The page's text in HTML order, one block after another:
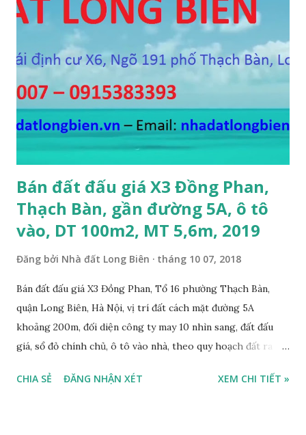
Bán đất đấu giá X3 Đồng Phan,
Thạch Bàn, gần đường 5A, ô tô
vào, DT 100m2, MT 5,6m, 2019
Đăng bởi Nhà đất Long Biên tháng 10 07, 2018
Bán đất đấu giá X3 Đồng Phan, Tổ 16 phường Thạch Bàn,
quận Long Biên, Hà Nội, vị trí đất cách mặt đường 5A
khoảng 200m, đối diện công ty may 10 nhìn sang, đất đấu
giá, sổ đỏ chính chủ, ô tô vào nhà, theo quy hoạch đất ra
nở hậu, tiện để ở, làm kho xưởng, sổ đỏ chính chủ, giá bán:
CHIA SẺ ĐĂNG NHẬN XÉT XEM CHI TIẾT »